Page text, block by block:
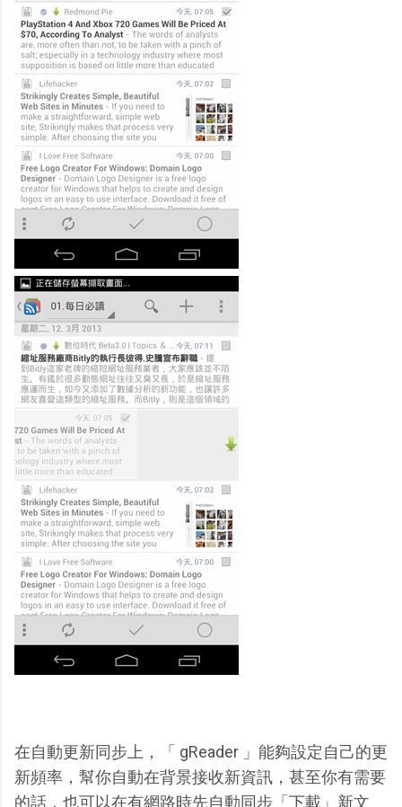
在自動更新同步上，「 gReader 」能夠設定自己的更
新頻率，幫你自動在背景接收新資訊，甚至你有需要
的話，也可以在有網路時先自動同步「下載」新文